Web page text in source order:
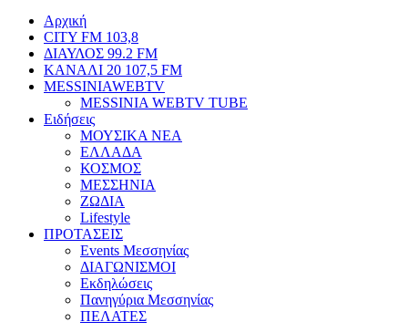
Αρχική
CITY FM 103,8
ΔΙΑΥΛΟΣ 99.2 FM
ΚΑΝΑΛΙ 20 107,5 FM
MESSINIAWEBTV
MESSINIA WEBTV TUBE
Eιδήσεις
ΜΟΥΣΙΚΑ ΝΕΑ
ΕΛΛΑΔΑ
ΚΟΣΜΟΣ
ΜΕΣΣΗΝΙΑ
ΖΩΔΙΑ
Lifestyle
ΠΡΟΤΑΣΕΙΣ
Events Μεσσηνίας
ΔΙΑΓΩΝΙΣΜΟΙ
Εκδηλώσεις
Πανηγύρια Μεσσηνίας
ΠΕΛΑΤΕΣ